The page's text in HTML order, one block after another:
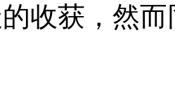
收获，然